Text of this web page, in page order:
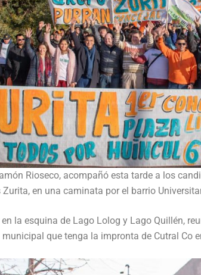
Rioseco, acompañó esta tarde a los
en una caminata por el barrio
la esquina de Lago Lolog y Lago Quillén,
que tenga la impronta de Cutral Co